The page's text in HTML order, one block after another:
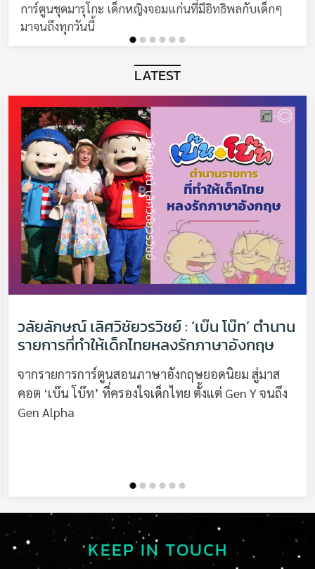
การ์ตูนชุดมารุโกะ เด็กหญิงจอมแก่นที่มีอิทธิพลกับเด็กๆ
มาจนถึงทุกวันนี้
LATEST
วลัยลักษณ์ เลิศวิชัยวรวิชย์ : ‘เบ๊น โบ๊ท’ ตำนาน
รายการที่ทำให้เด็กไทยหลงรักภาษาอังกฤษ
จากรายการการ์ตูนสอนภาษาอังกฤษยอดนิยม สู่มาส
คอต ‘เบ๊น โบ๊ท’ ที่ครองใจเด็กไทย ตั้งแต่ Gen Y จนถึง
Gen Alpha
KEEP IN TOUCH